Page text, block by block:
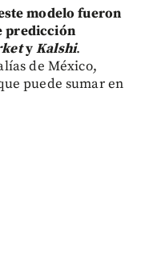
modelo fueron
predicción
yKalshi.
de México,
puede sumar en